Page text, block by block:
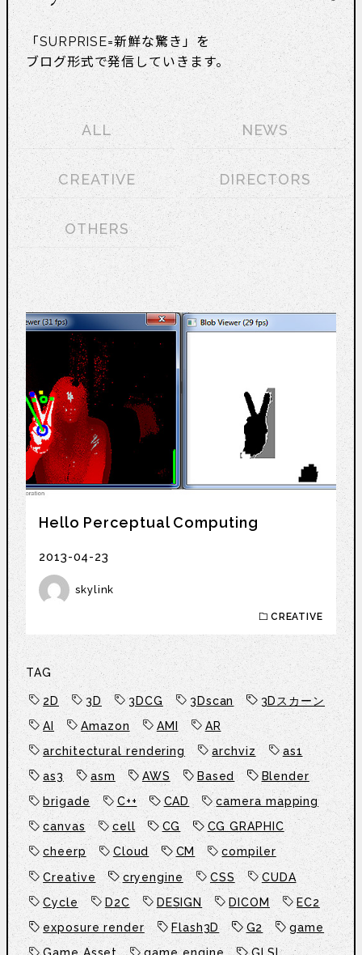
「SURPRISE=新鮮な驚き」を
ブログ形式で発信していきます。
ALL NEWS
CREATIVE DIRECTORS
OTHERS
Hello Perceptual Computing
2013-04-23
skylink
CREATIVE
TAG
2D 3D 3DCG 3Dscan
3Dスカーン
AI
Amazon AMI
AR
architectural rendering
archviz
as1
as3
asm AWS Based
Blender
brigade
C++ CAD
camera mapping
canvas
cell CG
CG GRAPHIC
cheerp
Cloud CM
compiler
Creative
cryengine CSS
CUDA
Cycle
D2C DESIGN DICOM
EC2
exposure render
Flash3D G2
game